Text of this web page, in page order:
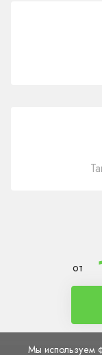
от
Мы используем